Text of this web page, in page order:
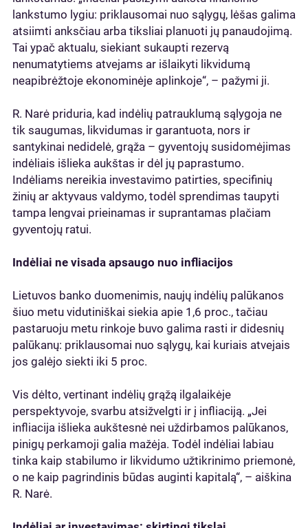
lankstumo lygiu: priklausomai nuo sąlygų, lėšas galima
atsiimti anksčiau arba tiksliai planuoti jų panaudojimą.
Tai ypač aktualu, siekiant sukaupti rezervą
nenumatytiems atvejams ar išlaikyti likvidumą
neapibrėžtoje ekonominėje aplinkoje“, – pažymi ji.
R. Narė priduria, kad indėlių patrauklumą sąlygoja ne
tik saugumas, likvidumas ir garantuota, nors ir
santykinai nedidelė, grąža – gyventojų susidomėjimas
indėliais išlieka aukštas ir dėl jų paprastumo.
Indėliams nereikia investavimo patirties, specifinių
žinių ar aktyvaus valdymo, todėl sprendimas taupyti
tampa lengvai prieinamas ir suprantamas plačiam
gyventojų ratui.
Indėliai ne visada apsaugo nuo infliacijos
Lietuvos banko duomenimis, naujų indėlių palūkanos
šiuo metu vidutiniškai siekia apie 1,6 proc., tačiau
pastaruoju metu rinkoje buvo galima rasti ir didesnių
palūkanų: priklausomai nuo sąlygų, kai kuriais atvejais
jos galėjo siekti iki 5 proc.
Vis dėlto, vertinant indėlių grąžą ilgalaikėje
perspektyvoje, svarbu atsižvelgti ir į infliaciją. „Jei
infliacija išlieka aukštesnė nei uždirbamos palūkanos,
pinigų perkamoji galia mažėja. Todėl indėliai labiau
tinka kaip stabilumo ir likvidumo užtikrinimo priemonė,
o ne kaip pagrindinis būdas auginti kapitalą“, – aiškina
R. Narė.